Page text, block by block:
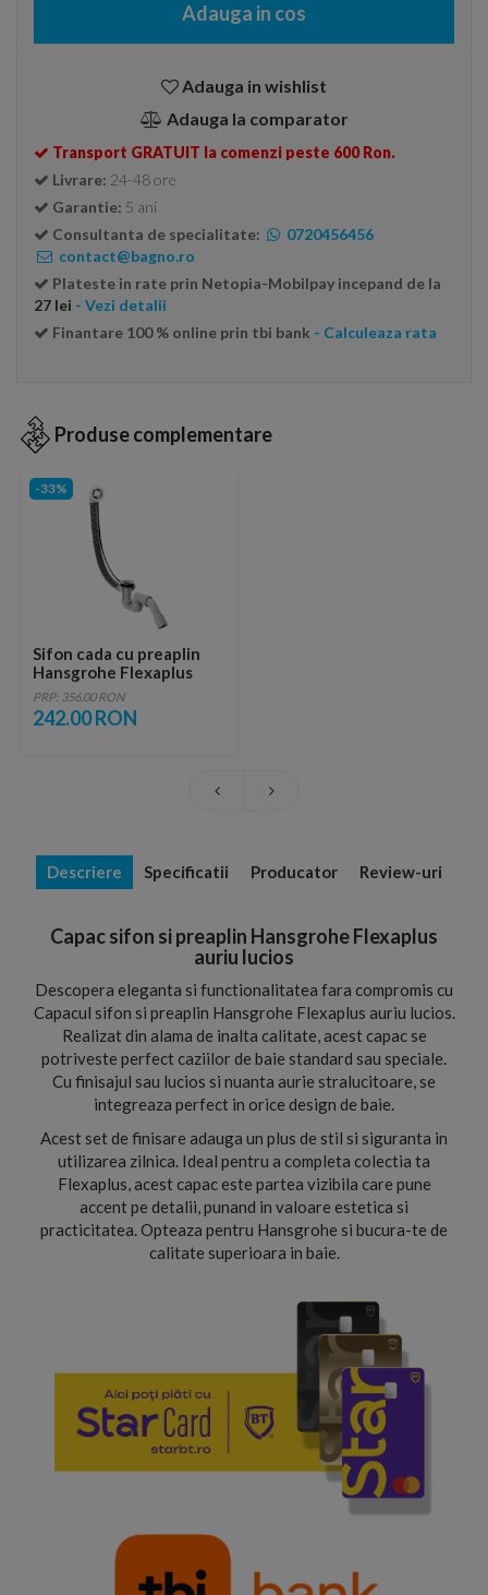
Adauga in cos
Adauga in wishlist
Adauga la comparator
Transport GRATUIT la comenzi peste 600 Ron.
Livrare: 24-48 ore
Garantie: 5 ani
Consultanta de specialitate:
0720456456
contact@bagno.ro
Plateste in rate prin Netopia-Mobilpay incepand de la
27 lei - Vezi detalii
Finantare 100 % online prin tbi bank - Calculeaza rata
Produse complementare
-33%
Sifon cada cu preaplin
Hansgrohe Flexaplus
standard fara ornament
PRP: 356.00 RON
242.00 RON
Descriere Specificatii Producator Review-uri
Capac sifon si preaplin Hansgrohe Flexaplus
auriu lucios
Descopera eleganta si functionalitatea fara compromis cu
Capacul sifon si preaplin Hansgrohe Flexaplus auriu lucios.
Realizat din alama de inalta calitate, acest capac se
potriveste perfect caziilor de baie standard sau speciale.
Cu finisajul sau lucios si nuanta aurie stralucitoare, se
integreaza perfect in orice design de baie.
Acest set de finisare adauga un plus de stil si siguranta in
utilizarea zilnica. Ideal pentru a completa colectia ta
Flexaplus, acest capac este partea vizibila care pune
accent pe detalii, punand in valoare estetica si
practicitatea. Opteaza pentru Hansgrohe si bucura-te de
calitate superioara in baie.